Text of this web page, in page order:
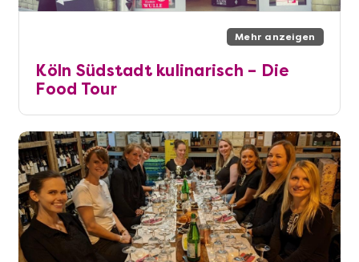
Mehr anzeigen
Köln Südstadt kulinarisch – Die
Food Tour